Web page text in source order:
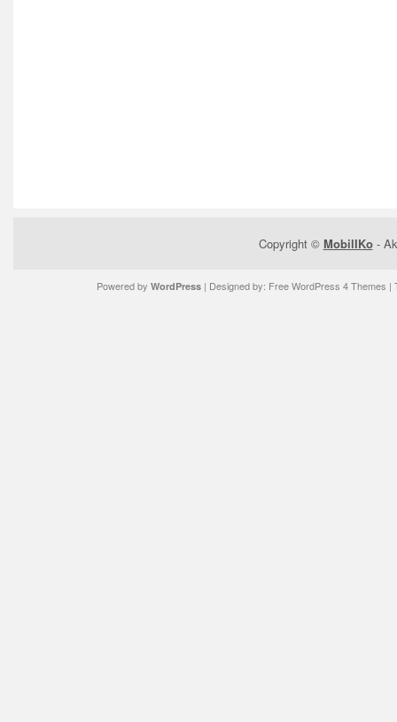
Copyright © MobilIKo-
Powered by WordPress| Designed by: Free WordPress 4 Themes |